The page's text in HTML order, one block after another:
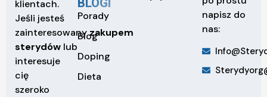
klientach.
Jeśli jesteś
zainteresowanyzakupem
sterydów lub
interesuje
cię
szeroko
BLOGI
Porady
Blog
Doping
Dieta
napisz do
nas: